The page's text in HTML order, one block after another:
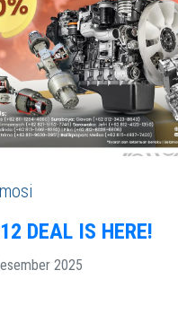
DEAL IS HERE!
2025